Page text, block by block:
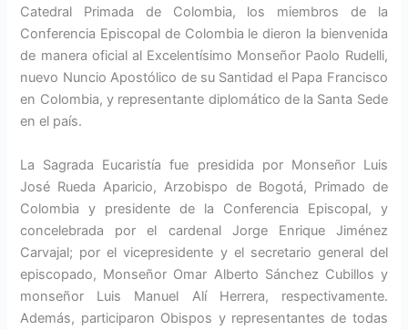
Catedral Primada de Colombia, los miembros de la
Conferencia Episcopal de Colombia le dieron la bienvenida
de manera oficial al Excelentísimo Monseñor Paolo Rudelli,
nuevo Nuncio Apostólico de su Santidad el Papa Francisco
en Colombia, y representante di­plomático de la Santa Sede
en el país.
La Sagrada Eucaristía fue presidi­da por Monseñor Luis
José Rueda Aparicio, Arzobispo de Bogotá, Primado de
Colombia y presiden­te de la Conferencia Episcopal, y
concelebrada por el cardenal Jorge Enrique Jiménez
Carvajal; por el vicepresidente y el secretario ge­neral del
episcopado, Monseñor Omar Alberto Sánchez Cubillos y
monseñor Luis Manuel Alí He­rrera, respectivamente.
Además, participaron Obispos y represen­tantes de todas